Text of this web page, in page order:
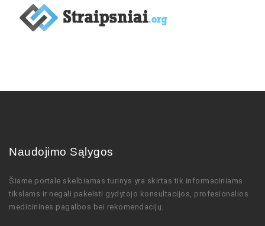
Naudojimo Sąlygos
Šiame portale skelbiamas turinys yra skirtas tik informaciniams
tikslams ir negali pakeisti gydytojo konsultacijos, profesionalios
medicininės pagalbos bei rekomendacijų